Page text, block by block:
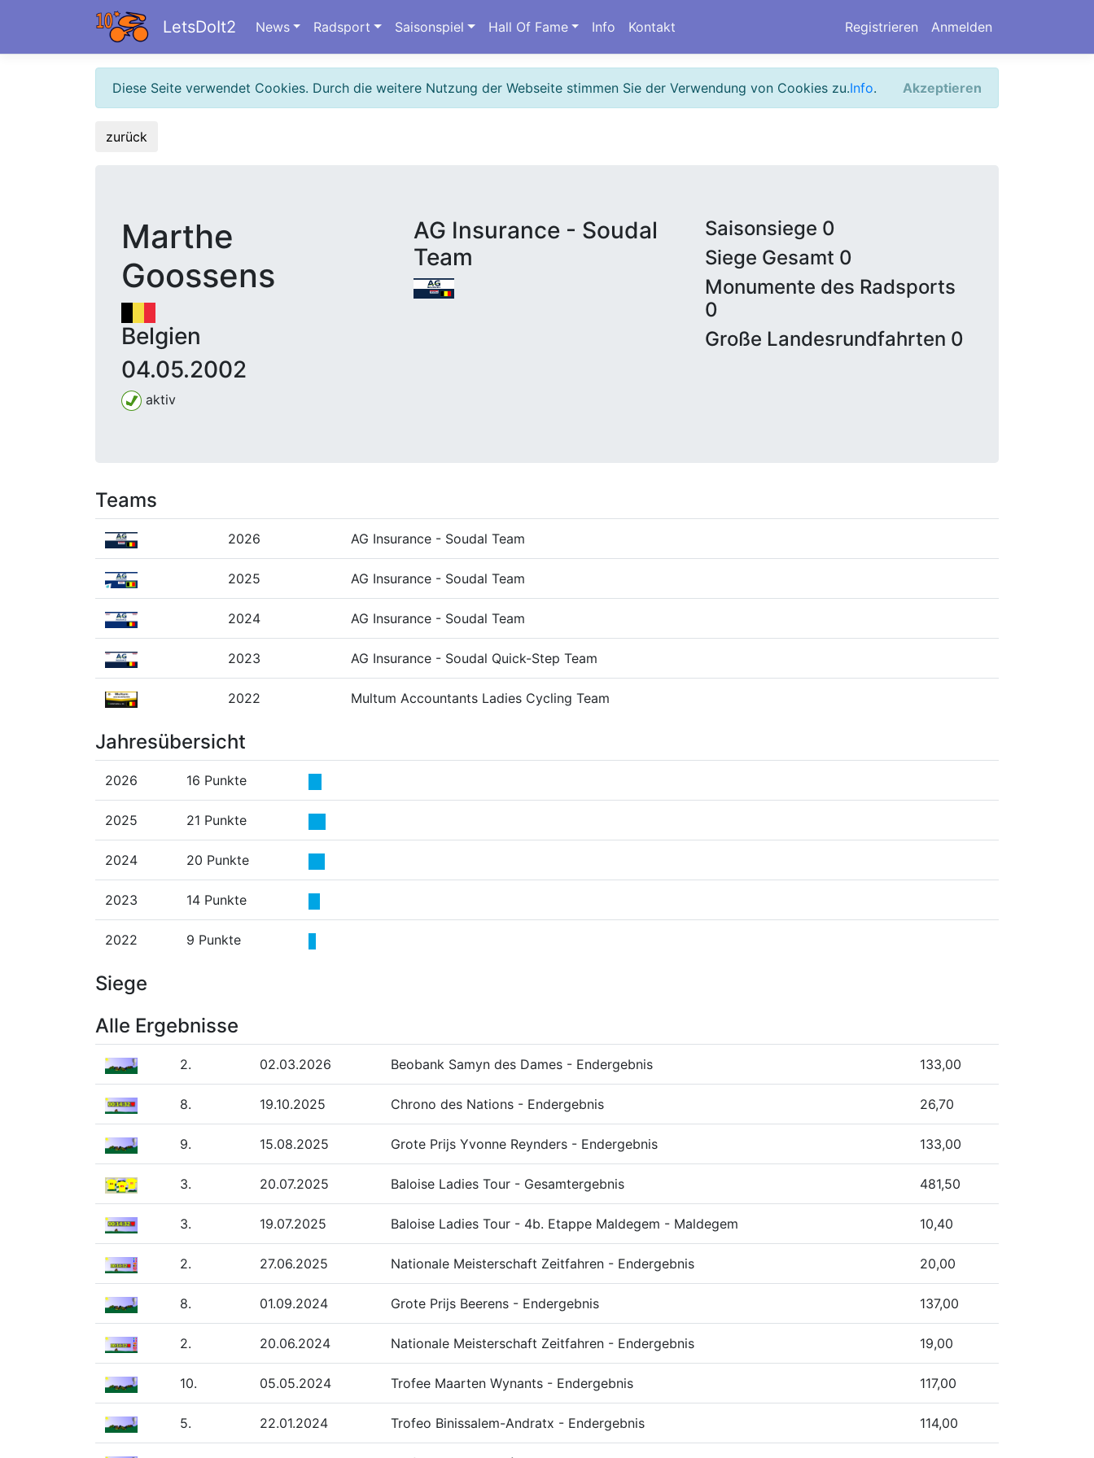
LetsDoIt2 Registrieren Anmelden
News Radsport Saisonspiel Hall Of Fame Info Kontakt
Diese Seite verwendet Cookies. Durch die weitere Nutzung der Webseite stimmen Sie der Verwendung von Cookies zu.Info. Akzeptieren
zurück
Marthe
Goossens
Belgien
04.05.2002
aktiv
AG Insurance - Soudal
Team
Saisonsiege 0
Siege Gesamt 0
Monumente des Radsports
0
Große Landesrundfahrten 0
Teams
2026 AG Insurance - Soudal Team
2025 AG Insurance - Soudal Team
2024 AG Insurance - Soudal Team
2023 AG Insurance - Soudal Quick-Step Team
2022 Multum Accountants Ladies Cycling Team
Jahresübersicht
2026 16 Punkte
2025 21 Punkte
2024 20 Punkte
2023 14 Punkte
2022 9 Punkte
Siege
Alle Ergebnisse
2. 02.03.2026 Beobank Samyn des Dames - Endergebnis 133,00
8. 19.10.2025 Chrono des Nations - Endergebnis 26,70
9. 15.08.2025 Grote Prijs Yvonne Reynders - Endergebnis 133,00
3. 20.07.2025 Baloise Ladies Tour - Gesamtergebnis 481,50
3. 19.07.2025 Baloise Ladies Tour - 4b. Etappe Maldegem - Maldegem 10,40
2. 27.06.2025 Nationale Meisterschaft Zeitfahren - Endergebnis 20,00
8. 01.09.2024 Grote Prijs Beerens - Endergebnis 137,00
2. 20.06.2024 Nationale Meisterschaft Zeitfahren - Endergebnis 19,00
10. 05.05.2024 Trofee Maarten Wynants - Endergebnis 117,00
5. 22.01.2024 Trofeo Binissalem-Andratx - Endergebnis 114,00